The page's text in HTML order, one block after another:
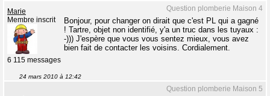
Question plomberie Maison 4
Marie
Membre inscrit
6 115 messages
Bonjour, pour changer on dirait que c'est PL qui a gagné
! Tartre, objet non identifié, y'a un truc dans les tuyaux :
-))) J'espère que vous vous sentez mieux, vous avez
bien fait de contacter les voisins. Cordialement.
24 mars 2010 à 12:42
Question plomberie Maison 5